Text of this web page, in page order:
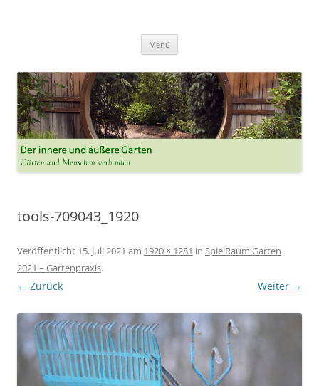
Menü
tools-709043_1920
Veröffentlicht 15. Juli 2021 am 1920 × 1281 in SpielRaum Garten
2021 – Gartenpraxis.
← Zurück Weiter →